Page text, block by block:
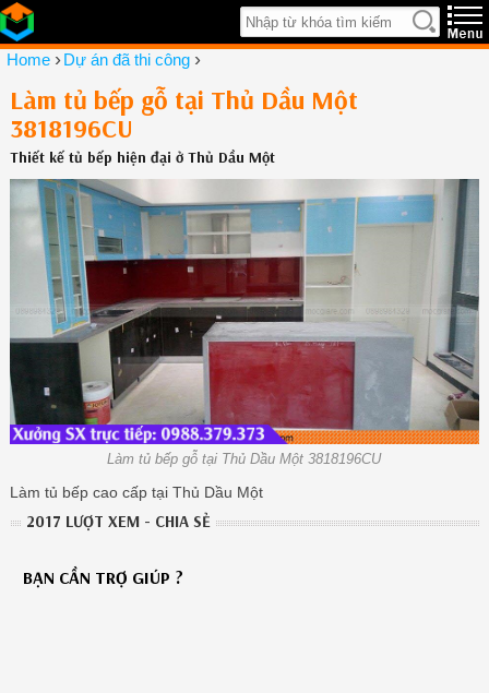
Home ›Dự án đã thi công ›
Làm tủ bếp gỗ tại Thủ Dầu Một
3818196CU
Thiết kế tủ bếp hiện đại ở Thủ Dầu Một
Làm tủ bếp gỗ tại Thủ Dầu Một 3818196CU
Làm tủ bếp cao cấp tại Thủ Dầu Một
2017 LƯỢT XEM - CHIA SẺ
BẠN CẦN TRỢ GIÚP ?